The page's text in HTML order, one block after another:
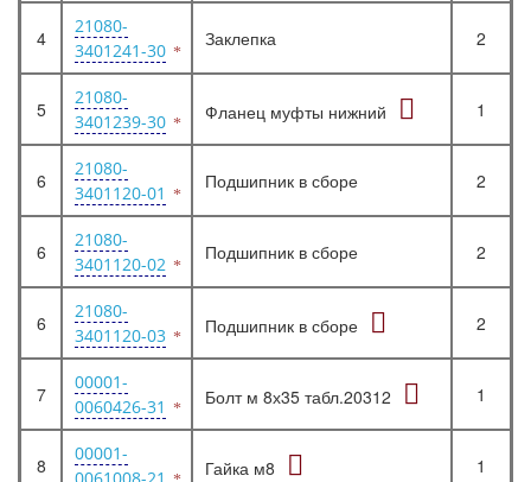
4
21080-
3401241-30
Заклепка 2
5
21080-
3401239-30
Фланец муфты нижний 1
6
21080-
3401120-01
Подшипник в сборе 2
6
21080-
3401120-02
Подшипник в сборе 2
6
21080-
3401120-03
Подшипник в сборе 2
7
00001-
0060426-31
Болт м 8х35 табл.20312 1
8
00001-
Гайка м8 1